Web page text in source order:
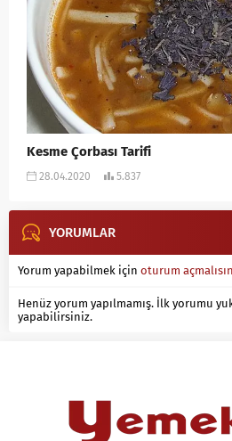
Kesme Çorbası Tarifi
28.04.2020 5.837
YORUMLAR
Yorum yapabilmek için oturum
Henüz yorum yapılmamış. İlk yorumu
yapabilirsiniz.